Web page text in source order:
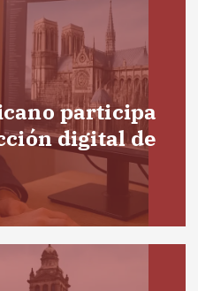
participa
digital de